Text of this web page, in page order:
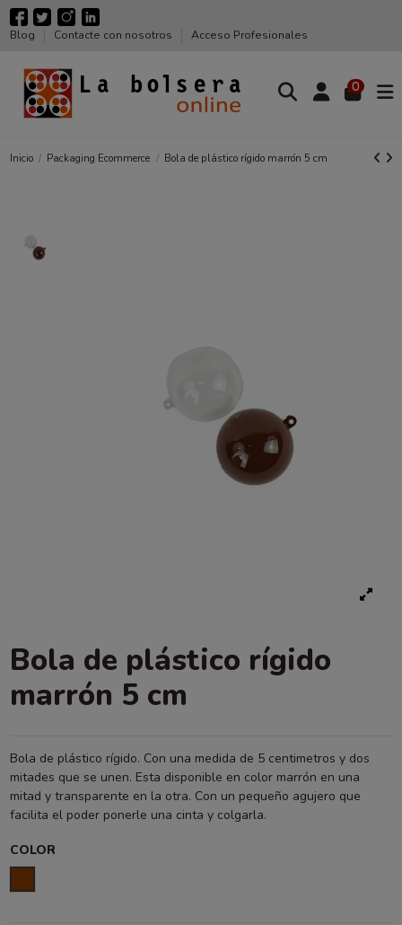
Blog Contacte con nosotros Acceso Profesionales
0
Inicio Packaging Ecommerce Bola de plástico rígido marrón 5 cm
Bola de plástico rígido
marrón 5 cm
Bola de plástico rígido. Con una medida de 5 centimetros y dos
mitades que se unen. Esta disponible en color marrón en una
mitad y transparente en la otra. Con un pequeño agujero que
facilita el poder ponerle una cinta y colgarla.
COLOR